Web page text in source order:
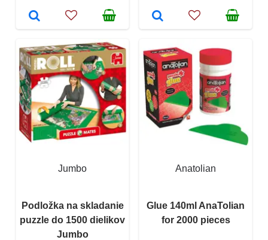
Jumbo
Podložka na skladanie
puzzle do 1500 dielikov
Jumbo
Anatolian
Glue 140ml AnaTolian
for 2000 pieces